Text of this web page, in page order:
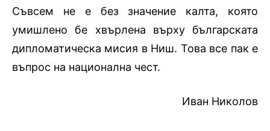
Съвсем не е без значение калта, която
умишлено бе хвърлена върху българската
дипломатическа мисия в Ниш. Това все пак е
въпрос на национална чест.
Иван Николов